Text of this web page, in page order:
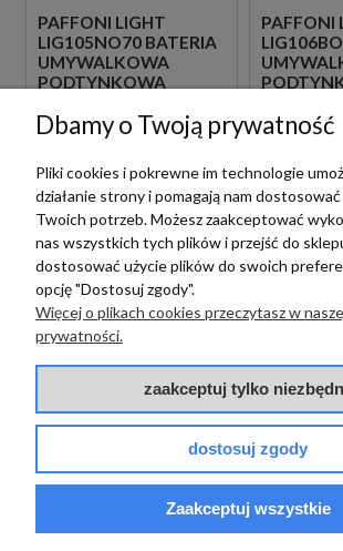
PAFFONI LIGHT
LIG105NO70 BATERIA
UMYWALKOWA
PODTYNKOWA
CZARNA
1 089,00 zł szt.
PAFFONI
BIAŁA
1 089,00
LIG131BO BATERIA
BIDETOWA STOJĄCA
PAFFONI
Dbamy o Twoją prywatność
Pliki cookies i pokrewne im technologie
działanie strony i pomagają nam
Twoich potrzeb. Możesz zaakceptować
nas wszystkich tych plików i przejść do
dostosować użycie plików do swoich
opcję "Dostosuj zgody".
Więcej o plikach cookies przeczytasz w
prywatności.
zaakceptuj tylko
dostosuj zgody
Zaakceptuj wszystkie